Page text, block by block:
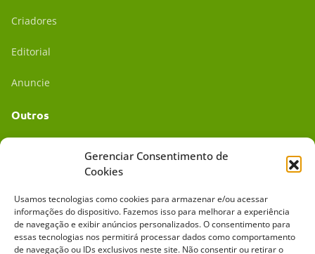
Gerenciar Consentimento de
Cookies
Usamos tecnologias como cookies para armazenar e/ou acessar
informações do dispositivo. Fazemos isso para melhorar a experiência
de navegação e exibir anúncios personalizados. O consentimento para
essas tecnologias nos permitirá processar dados como comportamento
de navegação ou IDs exclusivos neste site. Não consentir ou retirar o
Criadores
Editorial
Anuncie
Outros
Mídia Kit